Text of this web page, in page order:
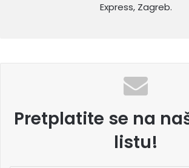
Express, Zagreb.
Pretplatite se na
listu!